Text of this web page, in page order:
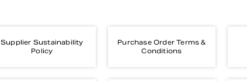
Supplier Sustainability
Policy
Purchase Order Terms &
Conditions